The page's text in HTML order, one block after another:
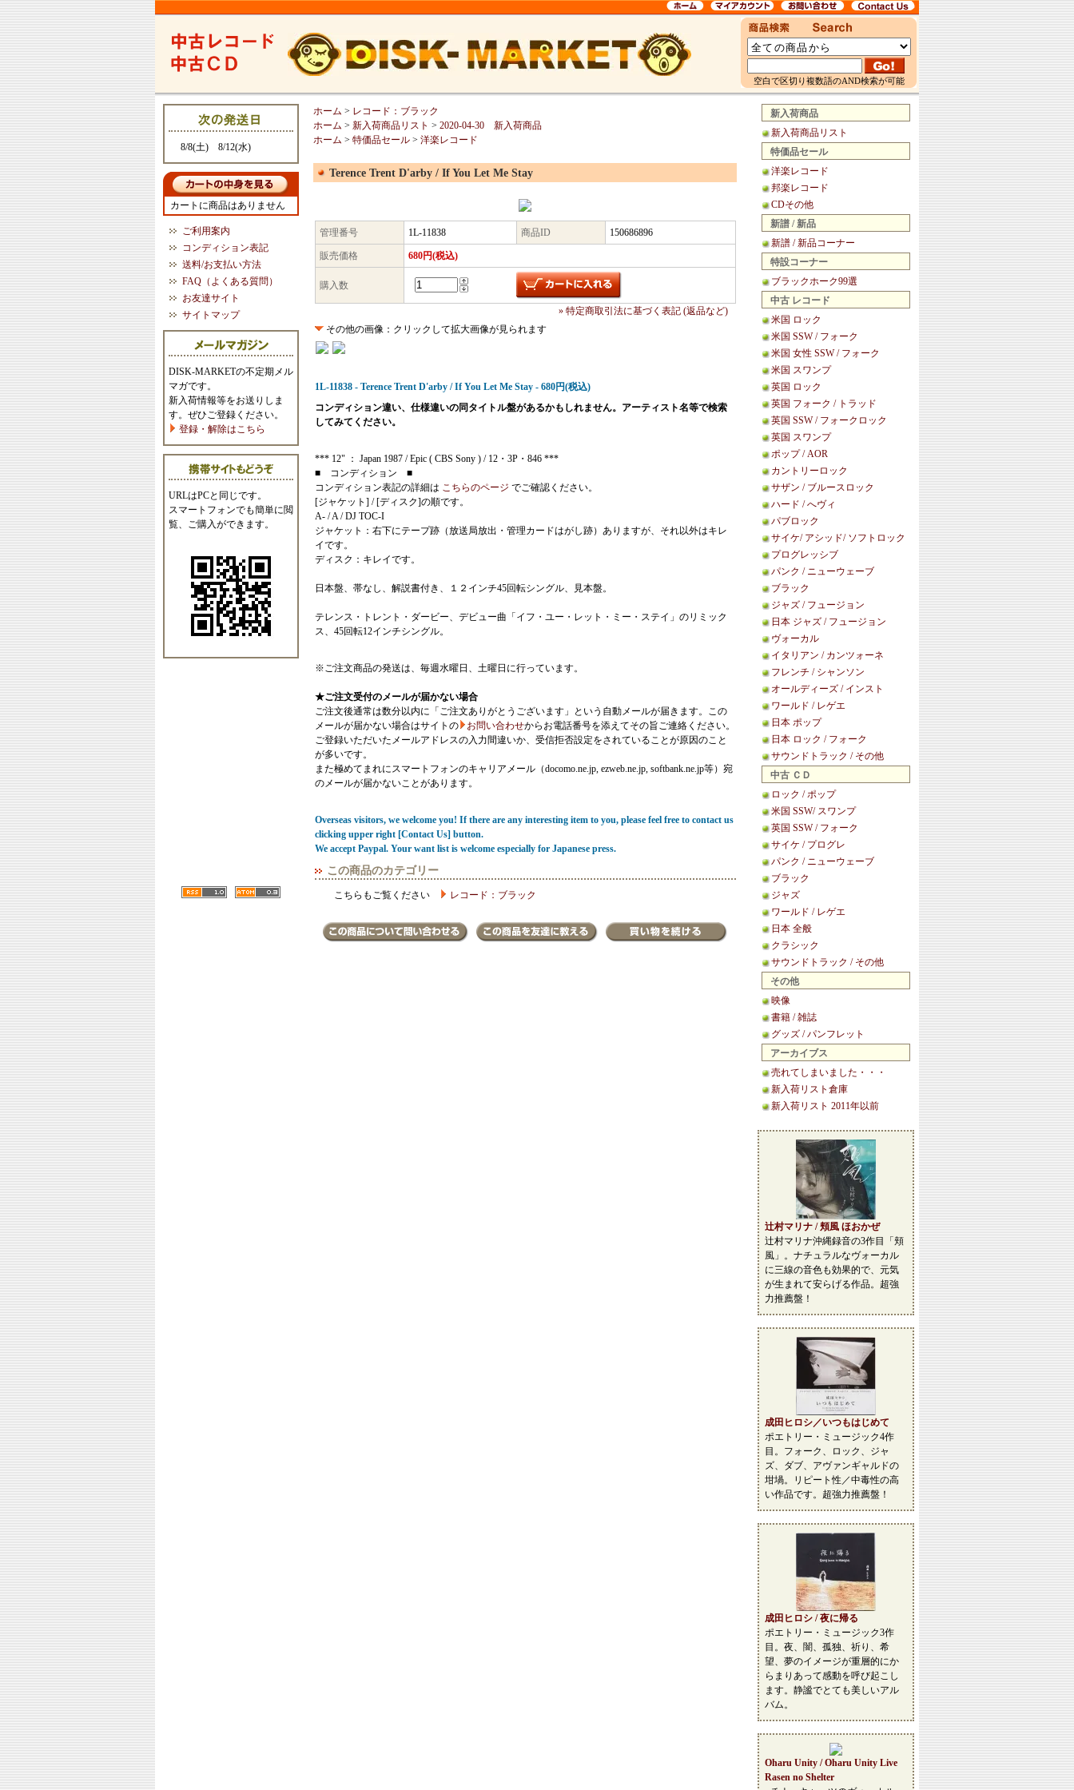
空白で区切り複数語のAND検索が可能
8/8(土) 8/12(水)
カートに商品はありません
ご利用案内
コンディション表記
送料/お支払い方法
FAQ（よくある質問）
お友達サイト
サイトマップ
DISK-MARKETの不定期メル
マガです。
新入荷情報等をお送りしま
す。ぜひご登録ください。
登録・解除はこちら
URLはPCと同じです。
スマートフォンでも簡単に閲
覧、ご購入ができます。
新入荷商品
新入荷商品リスト
特価品セール
洋楽レコード
邦楽レコード
CDその他
新譜 / 新品
新譜 / 新品コーナー
特設コーナー
ブラックホーク99選
中古 レコード
米国 ロック
米国 SSW / フォーク
米国 女性 SSW / フォーク
米国 スワンプ
英国 ロック
英国 フォーク / トラッド
英国 SSW / フォークロック
英国 スワンプ
ポップ / AOR
カントリーロック
サザン / ブルースロック
ハード / へヴィ
パブロック
サイケ/ アシッド/ ソフトロック
プログレッシブ
パンク / ニューウェーブ
ブラック
ジャズ / フュージョン
日本 ジャズ / フュージョン
ヴォーカル
イタリアン / カンツォーネ
フレンチ / シャンソン
オールディーズ / インスト
ワールド / レゲエ
日本 ポップ
日本 ロック / フォーク
サウンドトラック / その他
中古 ＣＤ
ロック / ポップ
米国 SSW/ スワンプ
英国 SSW / フォーク
サイケ / プログレ
パンク / ニューウェーブ
ブラック
ジャズ
ワールド / レゲエ
日本 全般
クラシック
サウンドトラック / その他
その他
映像
書籍 / 雑誌
グッズ / パンフレット
アーカイブス
売れてしまいました・・・
新入荷リスト倉庫
新入荷リスト 2011年以前
辻村マリナ / 頬風 ほおかぜ
辻村マリナ沖縄録音の3作目「頬
風」。ナチュラルなヴォーカル
に三線の音色も効果的で、元気
が生まれて安らげる作品。超強
力推薦盤！
成田ヒロシ／いつもはじめて
ポエトリー・ミュージック4作
目。フォーク、ロック、ジャ
ズ、ダブ、アヴァンギャルドの
坩堝。リピート性／中毒性の高
い作品です。超強力推薦盤！
成田ヒロシ / 夜に帰る
ポエトリー・ミュージック3作
目。夜、闇、孤独、祈り、希
望、夢のイメージが重層的にか
らまりあって感動を呼び起こし
ます。静謐でとても美しいアル
バム。
Oharu Unity / Oharu Unity Live
Rasen no Shelter
ホーム > レコード：ブラック
ホーム > 新入荷商品リスト > 2020-04-30 新入荷商品
ホーム > 特価品セール > 洋楽レコード
Terence Trent D'arby / If You Let Me Stay
管理番号 1L-11838 商品ID 150686896
販売価格 680円(税込)
購入数
» 特定商取引法に基づく表記 (返品など)
その他の画像：クリックして拡大画像が見られます
1L-11838 - Terence Trent D'arby / If You Let Me Stay - 680円(税込)
コンディション違い、仕様違いの同タイトル盤があるかもしれません。アーティスト名等で検索
してみてください。
*** 12" ： Japan 1987 / Epic ( CBS Sony ) / 12・3P・846 ***
■ コンディション ■
コンディション表記の詳細は こちらのページ でご確認ください。
[ジャケット] / [ディスク]の順です。
A- / A / DJ TOC-I
ジャケット：右下にテープ跡（放送局放出・管理カードはがし跡）ありますが、それ以外はキレ
イです。
ディスク：キレイです。
日本盤、帯なし、解説書付き、１２インチ45回転シングル、見本盤。
テレンス・トレント・ダービー、デビュー曲「イフ・ユー・レット・ミー・ステイ」のリミック
ス、45回転12インチシングル。
※ご注文商品の発送は、毎週水曜日、土曜日に行っています。
★ご注文受付のメールが届かない場合
ご注文後通常は数分以内に「ご注文ありがとうございます」という自動メールが届きます。この
メールが届かない場合はサイトの
お問い合わせからお電話番号を添えてその旨ご連絡ください。
ご登録いただいたメールアドレスの入力間違いか、受信拒否設定をされていることが原因のこと
が多いです。
また極めてまれにスマートフォンのキャリアメール（docomo.ne.jp, ezweb.ne.jp, softbank.ne.jp等）宛
のメールが届かないことがあります。
Overseas visitors, we welcome you! If there are any interesting item to you, please feel free to contact us
clicking upper right [Contact Us] button.
We accept Paypal. Your want list is welcome especially for Japanese press.
この商品のカテゴリー
こちらもご覧ください レコード：ブラック